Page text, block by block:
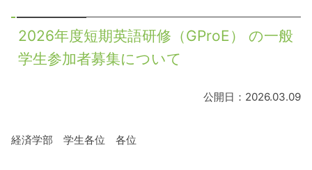
2026年度短期英語研修（GProE） の一般
学生参加者募集について
公開日：2026.03.09
経済学部 学生各位 各位